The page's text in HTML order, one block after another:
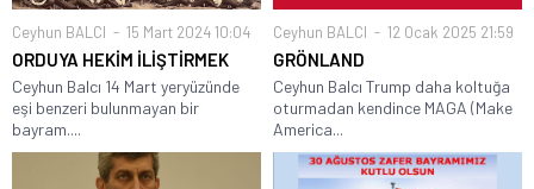
Ceyhun BALCI 15 Mart 2024 10:04
ORDUYA HEKİM İLİŞTİRMEK
Ceyhun Balcı 14 Mart yeryüzünde
eşi benzeri bulunmayan bir
bayram....
Ceyhun BALCI 12 Ocak 2025 21:59
GRÖNLAND
Ceyhun Balcı Trump daha koltuğa
oturmadan kendince MAGA (Make
America...